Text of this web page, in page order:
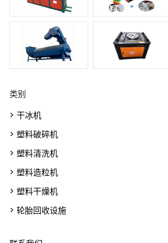
类别
> 干冰机
> 塑料破碎机
> 塑料清洗机
> 塑料造粒机
> 塑料干燥机
> 轮胎回收设施